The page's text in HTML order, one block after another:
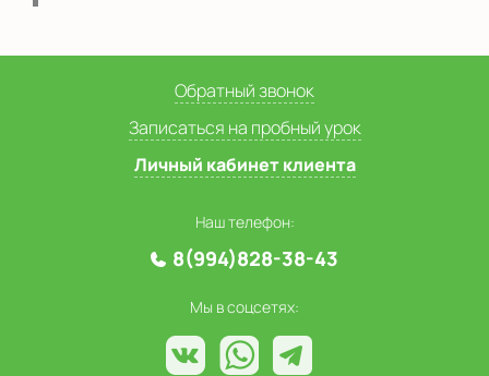
Обратный звонок
Записаться на пробный урок
Личный кабинет клиента
Наш телефон:
8(994)828-38-43
Мы в соцсетях: